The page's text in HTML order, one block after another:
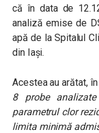
că în data de
analiză emise de
apă de la Spitalul
din Iași.
Acestea au arătat,
8 probe
parametrul clor
limita minimă